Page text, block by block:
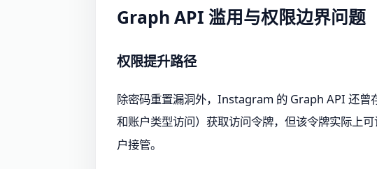
Graph API 滥用与权限边界问题
权限提升路径
除密码重置漏洞外，Instagram 的 Graph API 还曾
和账户类型访问）获取访问令牌，但该令牌实际上
户接管。